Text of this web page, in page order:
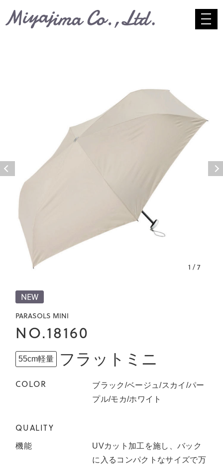
toggle
1 / 7
NEW
PARASOLS MINI
NO.18160
55cm軽量 フラットミニ
COLOR
ブラック/ベージュ/スカイ/パー
プル/モカ/ホワイト
QUALITY
機能
UVカット加工を施し、バック
に入るコンパクトなサイズで万